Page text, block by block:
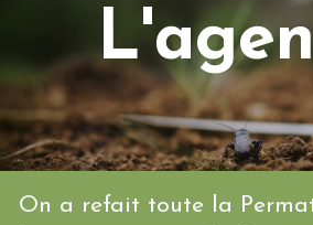
On a refait toute la